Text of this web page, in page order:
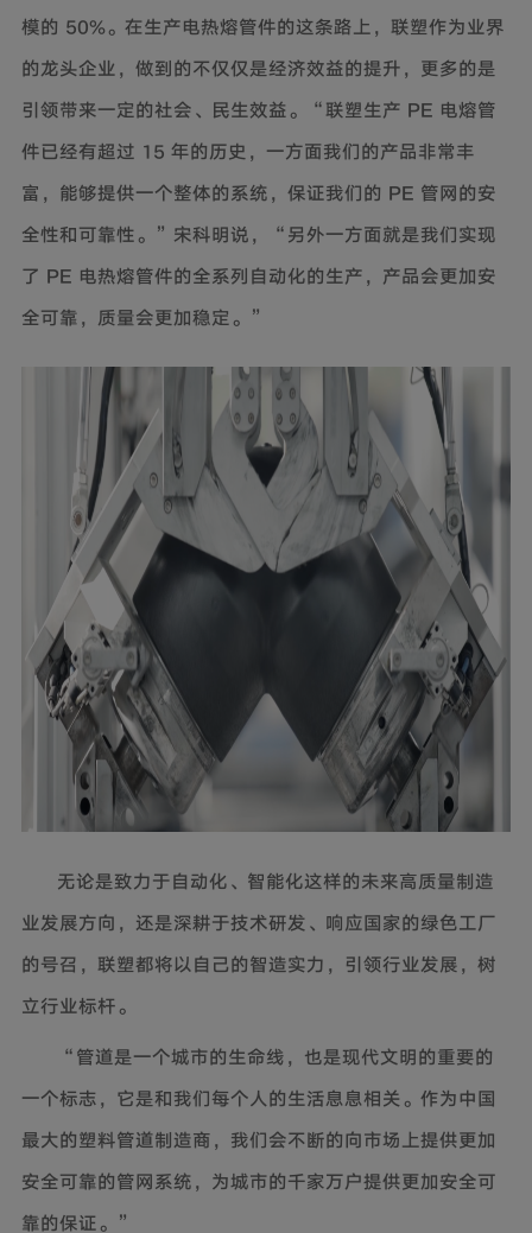
模的 50%。在生产电热熔管件的这条路上，联塑作为业界
的龙头企业，做到的不仅仅是经济效益的提升，更多的是
引领带来一定的社会、民生效益。“联塑生产 PE 电熔管
件已经有超过 15 年的历史，一方面我们的产品非常丰
富，能够提供一个整体的系统，保证我们的 PE 管网的安
全性和可靠性。”宋科明说，“另外一方面就是我们实现
了 PE 电热熔管件的全系列自动化的生产，产品会更加安
全可靠，质量会更加稳定。”
无论是致力于自动化、智能化这样的未来高质量制造
业发展方向，还是深耕于技术研发、响应国家的绿色工厂
的号召，联塑都将以自己的智造实力，引领行业发展，树
立行业标杆。
“管道是一个城市的生命线，也是现代文明的重要的
一个标志，它是和我们每个人的生活息息相关。作为中国
最大的塑料管道制造商，我们会不断的向市场上提供更加
安全可靠的管网系统，为城市的千家万户提供更加安全可
靠的保证。”